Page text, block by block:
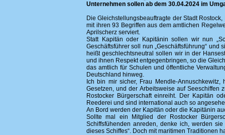
Unternehmen sollen ab dem 30.04.2024 im
Die Gleichstellungsbeauftragte der Stadt
mit ihren 93 Begriffen aus dem amtlichen
Aprilscherz serviert.
Statt Kapitän oder Kapitänin sollen wir nun
Geschäftsführer soll nun „Geschäftsführung“ und
heißt geschlechtsneutral sollen wir in der
und ihnen Respekt entgegenbringen, so die
das amtlich für Schulen und öffentliche
Deutschland hinweg.
Ich bin mir sicher, Frau Mendle-
Gesetzen, und der Arbeitsweise auf
Rostocker Bürgerschaft einreiht. Der Kapitän
Reederei und sind international auch so
An Bord werden der Kapitän oder die Kapitänin
Sollte mal ein Mitglied der Rostocker
Schiffsfühenden anreden, denke ich, werden
dieses Schiffes“. Doch mit maritimen Traditionen